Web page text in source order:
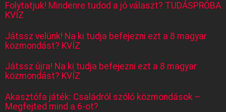
Folytatjuk! Mindenre tudod a jó választ? TUDÁSPRÓBA
KVÍZ
Játssz velünk! Na ki tudja befejezni ezt a 8 magyar
közmondást? KVÍZ
Játssz újra! Na ki tudja befejezni ezt a 8 magyar
közmondást? KVÍZ
Akasztófa játék: Családról szóló közmondások –
Megfejted mind a 6-ot?